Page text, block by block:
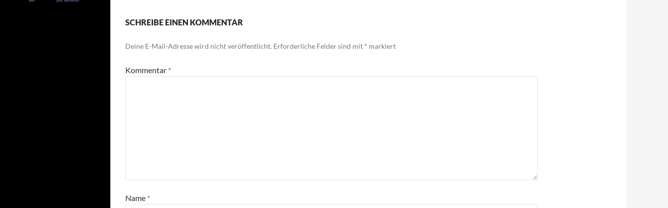
SCHREIBE EINEN KOMMENTAR
Deine E-Mail-Adresse wird nicht veröffentlicht. Erforderliche Felder sind mit * markiert
Kommentar *
Name *